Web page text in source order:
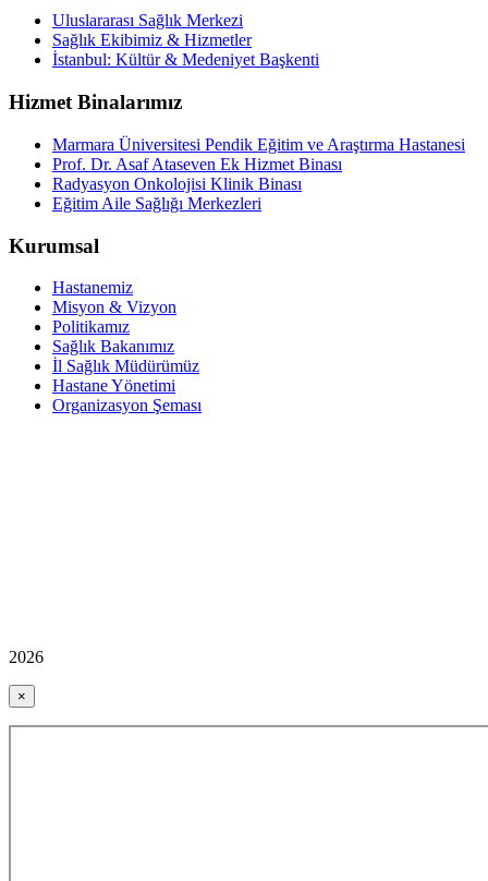
Uluslararası Sağlık Merkezi
Sağlık Ekibimiz & Hizmetler
İstanbul: Kültür & Medeniyet Başkenti
Hizmet Binalarımız
Marmara Üniversitesi Pendik Eğitim ve Araştırma Hastanesi
Prof. Dr. Asaf Ataseven Ek Hizmet Binası
Radyasyon Onkolojisi Klinik Binası
Eğitim Aile Sağlığı Merkezleri
Kurumsal
Hastanemiz
Misyon & Vizyon
Politikamız
Sağlık Bakanımız
İl Sağlık Müdürümüz
Hastane Yönetimi
Organizasyon Şeması
2026
×